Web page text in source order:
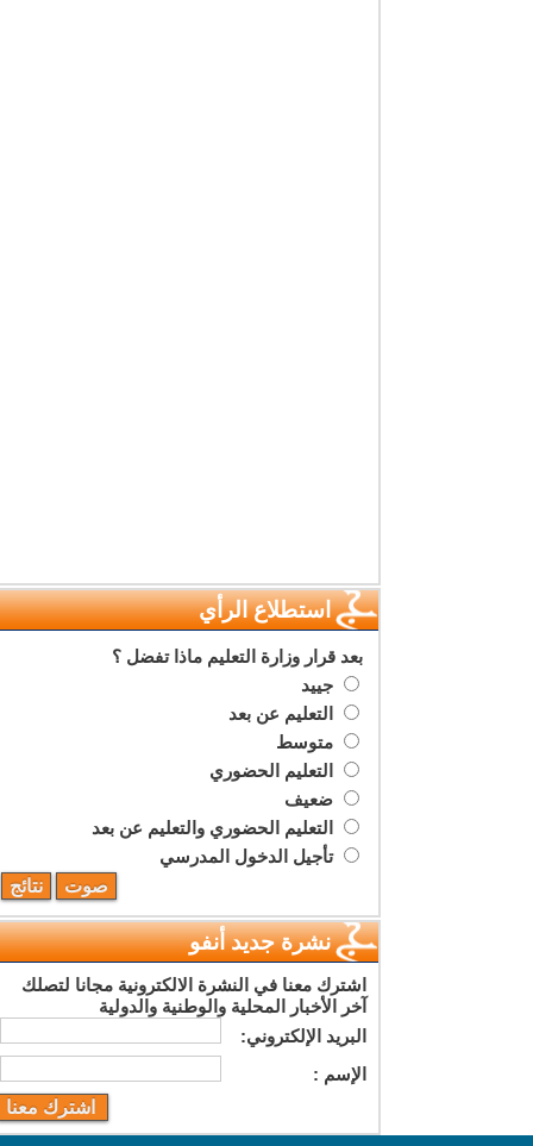
استطلاع الرأي
بعد قرار وزارة التعليم ماذا تفضل ؟
جييد
التعليم عن بعد
متوسط
التعليم الحضوري
ضعيف
التعليم الحضوري والتعليم عن بعد
تأجيل الدخول المدرسي
نشرة جديد أنفو
اشترك معنا في النشرة الالكترونية مجانا لتصلك
آخر الأخبار المحلية والوطنية والدولية
البريد اﻹلكتروني:
اﻹسم :